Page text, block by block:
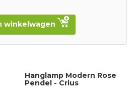
winkelwagen
Hanglamp Modern Rose
Pendel - Crius